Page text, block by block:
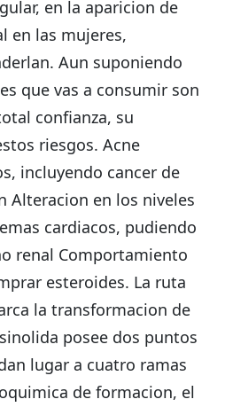
en la aparicion de
en las mujeres,
Aun suponiendo
que vas a consumir son
confianza, su
riesgos. Acne
incluyendo cancer de
Alteracion en los niveles
cardiacos, pudiendo
renal Comportamiento
esteroides. La ruta
la transformacion de
posee dos puntos
lugar a cuatro ramas
de formacion, el